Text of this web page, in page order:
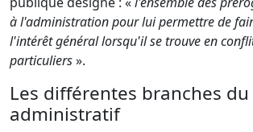
à l'administration pour lui permettre de
l'intérêt général lorsqu'il se trouve en
particuliers».
Les différentes branches
administratif